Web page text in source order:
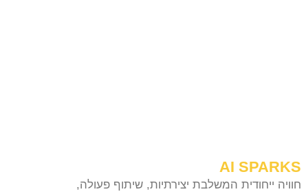
AI SPARKS
חוויה ייחודית המשלבת יצירתיות, שיתוף פעולה,